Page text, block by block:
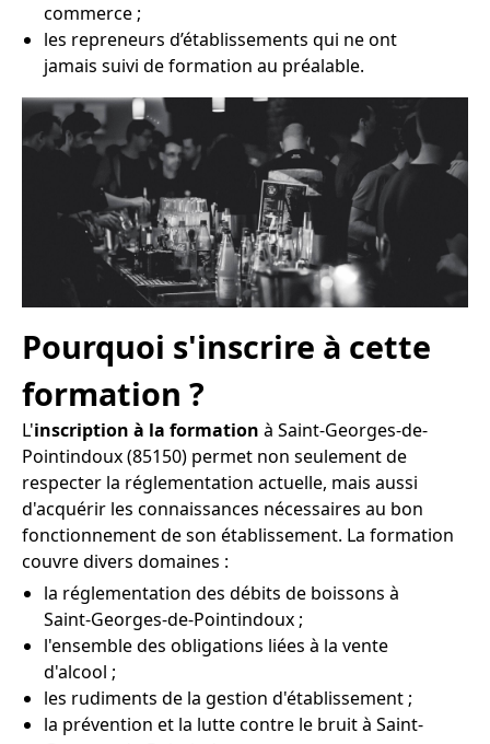
commerce ;
les repreneurs d’établissements qui ne ont
jamais suivi de formation au préalable.
Pourquoi s'inscrire à cette
formation ?
L'inscription à la formation à Saint-Georges-de-
Pointindoux (85150) permet non seulement de
respecter la réglementation actuelle, mais aussi
d'acquérir les connaissances nécessaires au bon
fonctionnement de son établissement. La formation
couvre divers domaines :
la réglementation des débits de boissons à
Saint-Georges-de-Pointindoux ;
l'ensemble des obligations liées à la vente
d'alcool ;
les rudiments de la gestion d'établissement ;
la prévention et la lutte contre le bruit à Saint-